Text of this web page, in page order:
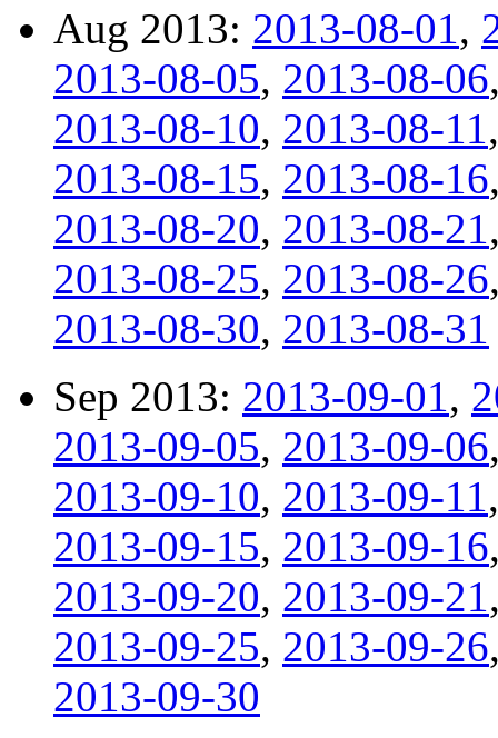
Aug 2013: 2013-08-01,
2013-08-05, 2013-08-06
2013-08-10, 2013-08-11
2013-08-15, 2013-08-16
2013-08-20, 2013-08-21
2013-08-25, 2013-08-26
2013-08-30, 2013-08-31
Sep 2013: 2013-09-01,
2013-09-05, 2013-09-06
2013-09-10, 2013-09-11
2013-09-15, 2013-09-16
2013-09-20, 2013-09-21
2013-09-25, 2013-09-26
2013-09-30